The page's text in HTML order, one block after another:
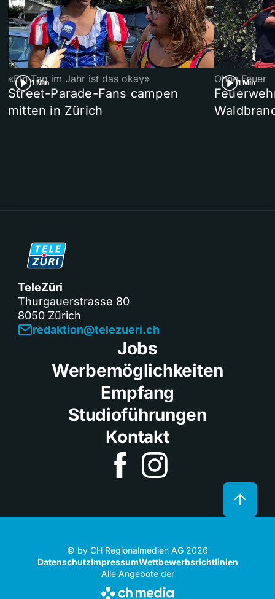
1 Min
«Ein Tag im Jahr ist das okay»
Street-Parade-Fans campen
mitten in Zürich
1 Min
Ohne Feuer
TeleZüri
Thurgauerstrasse 80
8050 Zürich
redaktion@telezueri.ch
Jobs
Werbemöglichkeiten
Empfang
Studioführungen
Kontakt
© by CH Regionalmedien AG 2026
DatenschutzImpressumWettbewerbsrichtlinien
Alle Angebote der